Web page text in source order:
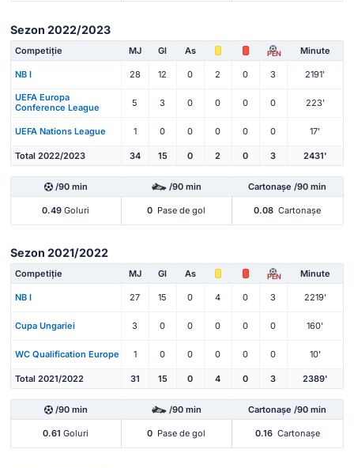
Sezon 2022/2023
Competiție MJ Gl As PEN Minute
NB I 28 12 0 2 0 3 2191'
UEFA Europa
Conference League
5 3 0 0 0 0 223'
UEFA Nations League 1 0 0 0 0 0 17'
Total 2022/2023 34 15 0 2 0 3 2431'
/90 min /90 min Cartonașe /90 min
0.49 Goluri 0 Pase de gol 0.08 Cartonașe
Sezon 2021/2022
Competiție MJ Gl As PEN Minute
NB I 27 15 0 4 0 3 2219'
Cupa Ungariei 3 0 0 0 0 0 160'
WC Qualification Europe 1 0 0 0 0 0 10'
Total 2021/2022 31 15 0 4 0 3 2389'
/90 min /90 min Cartonașe /90 min
0.61 Goluri 0 Pase de gol 0.16 Cartonașe